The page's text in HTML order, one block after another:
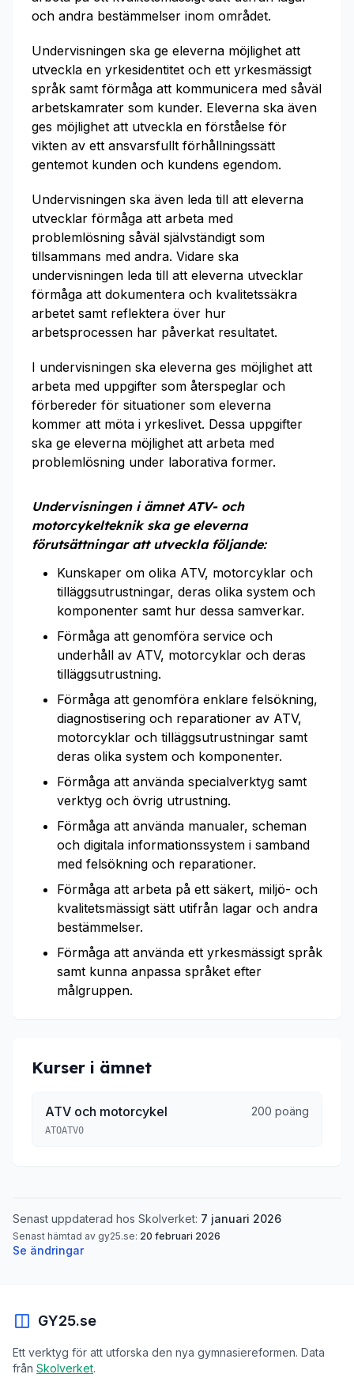
och andra bestämmelser inom området.
Undervisningen ska ge eleverna möjlighet att
utveckla en yrkesidentitet och ett yrkesmässigt
språk samt förmåga att kommunicera med såväl
arbetskamrater som kunder. Eleverna ska även
ges möjlighet att utveckla en förståelse för
vikten av ett ansvarsfullt förhållningssätt
gentemot kunden och kundens egendom.
Undervisningen ska även leda till att eleverna
utvecklar förmåga att arbeta med
problemlösning såväl självständigt som
tillsammans med andra. Vidare ska
undervisningen leda till att eleverna utvecklar
förmåga att dokumentera och kvalitetssäkra
arbetet samt reflektera över hur
arbetsprocessen har påverkat resultatet.
I undervisningen ska eleverna ges möjlighet att
arbeta med uppgifter som återspeglar och
förbereder för situationer som eleverna
kommer att möta i yrkeslivet. Dessa uppgifter
ska ge eleverna möjlighet att arbeta med
problemlösning under laborativa former.
Undervisningen i ämnet ATV- och
motorcykelteknik ska ge eleverna
förutsättningar att utveckla följande:
Kunskaper om olika ATV, motorcyklar och
tilläggsutrustningar, deras olika system och
komponenter samt hur dessa samverkar.
Förmåga att genomföra service och
underhåll av ATV, motorcyklar och deras
tilläggsutrustning.
Förmåga att genomföra enklare felsökning,
diagnostisering och reparationer av ATV,
motorcyklar och tilläggsutrustningar samt
deras olika system och komponenter.
Förmåga att använda specialverktyg samt
verktyg och övrig utrustning.
Förmåga att använda manualer, scheman
och digitala informationssystem i samband
med felsökning och reparationer.
Förmåga att arbeta på ett säkert, miljö- och
kvalitetsmässigt sätt utifrån lagar och andra
bestämmelser.
Förmåga att använda ett yrkesmässigt språk
samt kunna anpassa språket efter
målgruppen.
Kurser i ämnet
ATV och motorcykel 200 poäng
ATOATV0
Senast uppdaterad hos Skolverket: 7 januari 2026
Senast hämtad av gy25.se: 20 februari 2026
Se ändringar
GY25.se
Ett verktyg för att utforska den nya gymnasiereformen. Data
från Skolverket.